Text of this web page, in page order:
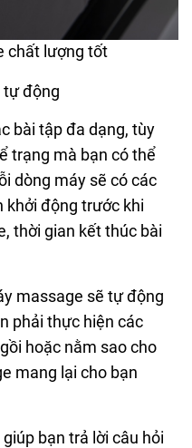
chất lượng tốt
tự động
bài tập đa dạng, tùy
trạng mà bạn có thể
dòng máy sẽ có các
khởi động trước khi
thời gian kết thúc bài
massage sẽ tự động
phải thực hiện các
hoặc nằm sao cho
mang lại cho bạn
bạn trả lời câu hỏi